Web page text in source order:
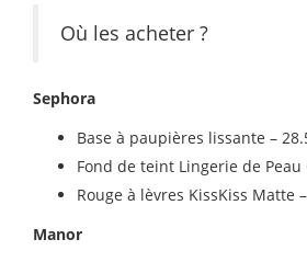
Où les acheter ?
Sephora
Base à paupières lissante –
Fond de teint Lingerie de Peau
Rouge à lèvres KissKiss Matte
Manor